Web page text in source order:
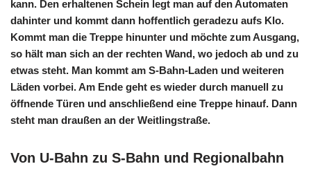
kann. Den erhaltenen Schein legt man auf den Automaten
dahinter und kommt dann hoffentlich geradezu aufs Klo.
Kommt man die Treppe hinunter und möchte zum Ausgang,
so hält man sich an der rechten Wand, wo jedoch ab und zu
etwas steht. Man kommt am S-Bahn-Laden und weiteren
Läden vorbei. Am Ende geht es wieder durch manuell zu
öffnende Türen und anschließend eine Treppe hinauf. Dann
steht man draußen an der Weitlingstraße.
Von U-Bahn zu S-Bahn und Regionalbahn